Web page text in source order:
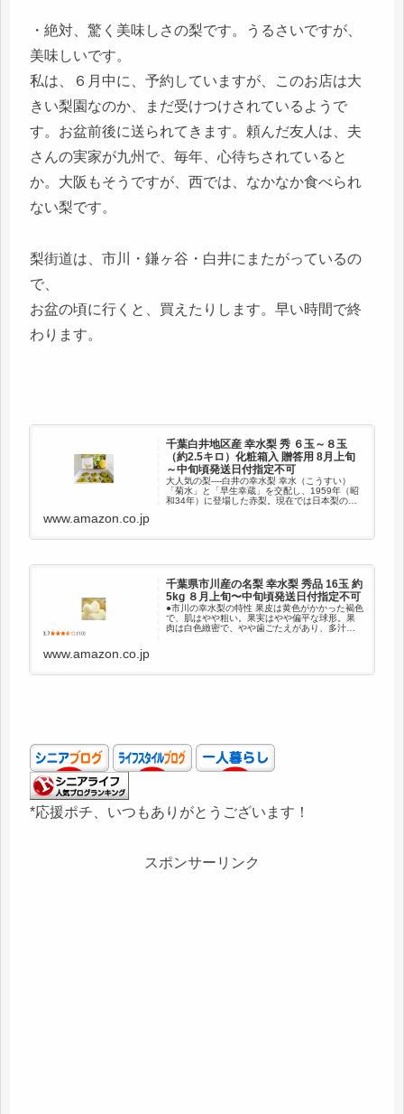
・絶対、驚く美味しさの梨です。うるさいですが、
美味しいです。
私は、６月中に、予約していますが、このお店は大
きい梨園なのか、まだ受けつけされているようで
す。お盆前後に送られてきます。頼んだ友人は、夫
さんの実家が九州で、毎年、心待ちされていると
か。大阪もそうですが、西では、なかなか食べられ
ない梨です。
梨街道は、市川・鎌ヶ谷・白井にまたがっているの
で、
お盆の頃に行くと、買えたりします。早い時間で終
わります。
千葉白井地区産 幸水梨 秀 ６玉～８玉
（約2.5キロ）化粧箱入 贈答用 8月上旬
～中旬頃発送日付指定不可
大人気の梨----白井の幸水梨 幸水（こうすい）
「菊水」と「早生幸蔵」を交配し、1959年（昭
和34年）に登場した赤梨。現在では日本梨の約
www.amazon.co.jp
千葉県市川産の名梨 幸水梨 秀品 16玉 約
5kg ８月上旬〜中旬頃発送日付指定不可
●市川の幸水梨の特性 果皮は黄色がかかった褐色
で、肌はやや粗い。果実はやや偏平な球形。果
肉は白色緻密で、やや歯ごたえがあり、多汁で
www.amazon.co.jp
*応援ポチ、いつもありがとうございます！
スポンサーリンク